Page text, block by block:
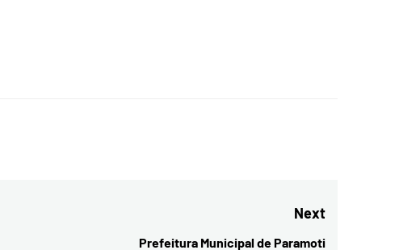
Next
Next
Prefeitura Municipal de Paramoti